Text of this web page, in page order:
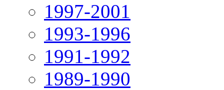
1997-2001
1993-1996
1991-1992
1989-1990